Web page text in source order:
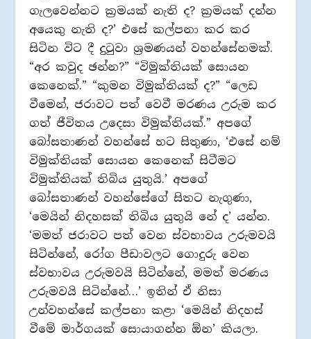
ගැලවෙන්නට ක්‍රමයක් නැති ද? ක්‍රමයක් දන්න
අයෙකු නැති ද?’ එසේ කල්පනා කර කර
සිටින විට දී දුටුවා ශ්‍රමණයන් වහන්සේනමක්.
“අර කවුද ඡන්න?” “විමුක්තියක් සොයන
කෙනෙක්.” “කුමන විමුක්තියක් ද?” “ලෙඩ
වීමෙන්, ජරාවට පත් වෙවී මරණය උරුම කර
ගත් ජීවිතය උදෙසා විමුක්තියක්.” අපගේ
බෝසතාණන් වහන්සේ හට සිතුණා, ‘එසේ නම්
විමුක්තියක් සොයන කෙනෙක් සිටීමට
විමුක්තියක් තිබිය යුතුයි.’ අපගේ
බෝසතාණන් වහන්සේගේ සිතට නැගුණා,
‘මෙයින් නිදහසක් තිබිය යුතුයි නේ ද’ යන්න.
‘මමත් ජරාවට පත් වෙන ස්වභාවය උරුමවයි
සිටින්නේ, රෝග පීඩාවලට ගොදුරු වෙන
ස්වභාවය උරුමවයි සිටින්නේ, මමත් මරණය
උරුමවයි සිටින්නේ…’ ඉතින් ඒ නිසා
උන්වහන්සේ කල්පනා කළා ‘මෙයින් නිදහස්
වීමේ මාර්ගයක් සොයාගන්න ඕන’ කියලා.